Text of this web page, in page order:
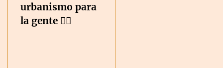
urbanismo para
la gente ✌🏽️